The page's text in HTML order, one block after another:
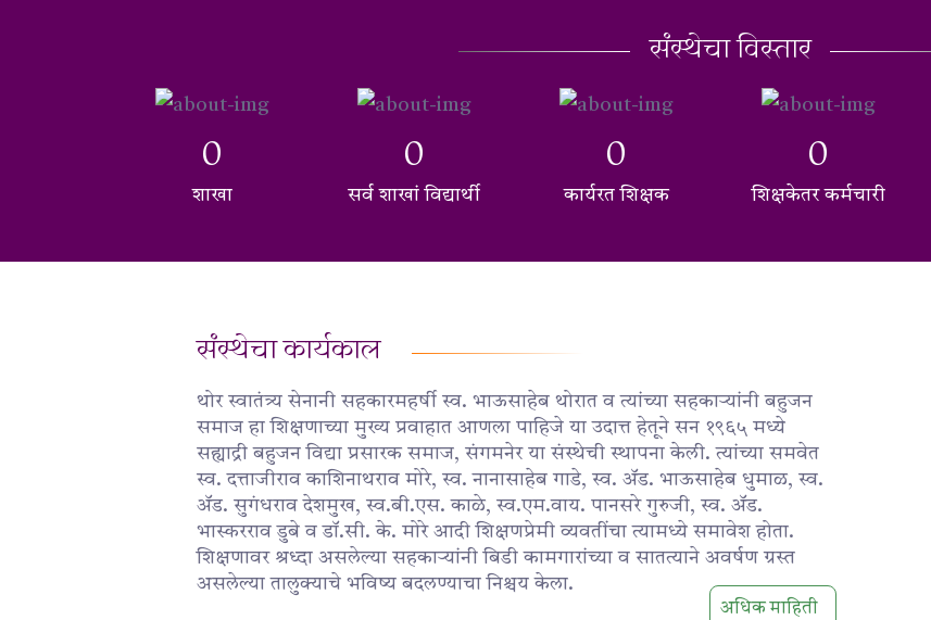
संस्थेचा विस्तार
0
शाखा
0
सर्व शाखां विद्यार्थी
0
कार्यरत शिक्षक
0
शिक्षकेतर कर्मचारी
संस्थेचा कार्यकाल
थोर स्वातंत्र्य सेनानी सहकारमहर्षी स्व. भाऊसाहेब थोरात व त्यांच्या सहकाऱ्यांनी बहुजन
समाज हा शिक्षणाच्या मुख्य प्रवाहात आणला पाहिजे या उदात्त हेतूने सन १९६५ मध्ये
सह्याद्री बहुजन विद्या प्रसारक समाज, संगमनेर या संस्थेची स्थापना केली. त्यांच्या समवेत
स्व. दत्ताजीराव काशिनाथराव मोरे, स्व. नानासाहेब गाडे, स्व. ॲड. भाऊसाहेब धुमाळ, स्व.
ॲड. सुगंधराव देशमुख, स्व.बी.एस. काळे, स्व.एम.वाय. पानसरे गुरुजी, स्व. ॲड.
भास्करराव डुबे व डॉ.सी. के. मोरे आदी शिक्षणप्रेमी व्यवतींचा त्यामध्ये समावेश होता.
शिक्षणावर श्रध्दा असलेल्या सहकाऱ्यांनी बिडी कामगारांच्या व सातत्याने अवर्षण ग्रस्त
असलेल्या तालुक्याचे भविष्य बदलण्याचा निश्चय केला.
अधिक माहिती